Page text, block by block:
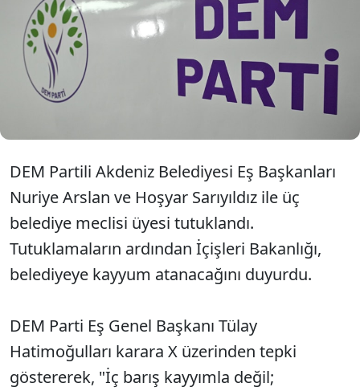
DEM Parti Eş Genel Başkanları Tülay
Hatimoğulları ve Tuncer Bakırhan
atanmasına tepki gösterdi.
DEM Partili Akdeniz Belediyesi Eş Başkanları
Nuriye Arslan ve Hoşyar Sarıyıldız ile üç
belediye meclisi üyesi tutuklandı.
Tutuklamaların ardından İçişleri Bakanlığı,
belediyeye kayyum atanacağını duyurdu.
DEM Parti Eş Genel Başkanı Tülay
Hatimoğulları karara X üzerinden tepki
göstererek, "İç barış kayyımla değil;